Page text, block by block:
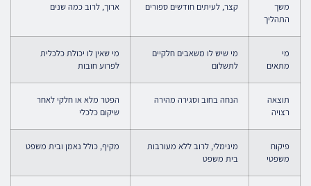
משך
התהליך
קצר, לעיתים חודשים ספורים ארוך, לרוב כמה שנים
מי
מתאים
מי שיש לו משאבים חלקיים
לתשלום
מי שאין לו יכולת כלכלית
לפרוע חובות
תוצאה
רצויה
הנחה בחוב וסגירה מהירה
הפטר מלא או חלקי לאחר
שיקום כלכלי
פיקוח
משפטי
מינימלי, לרוב ללא מעורבות
בית משפט
מקיף, כולל נאמן ובית משפט